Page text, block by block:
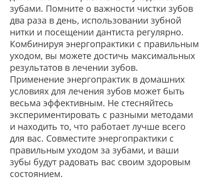
зубами. Помните о важности чистки зубов
два раза в день, использовании зубной
нитки и посещении дантиста регулярно.
Комбинируя энергопрактики с правильным
уходом, вы можете достичь максимальных
результатов в лечении зубов.
Применение энергопрактик в домашних
условиях для лечения зубов может быть
весьма эффективным. Не стесняйтесь
экспериментировать с разными методами
и находить то, что работает лучше всего
для вас. Совместите энергопрактики с
правильным уходом за зубами, и ваши
зубы будут радовать вас своим здоровым
состоянием.